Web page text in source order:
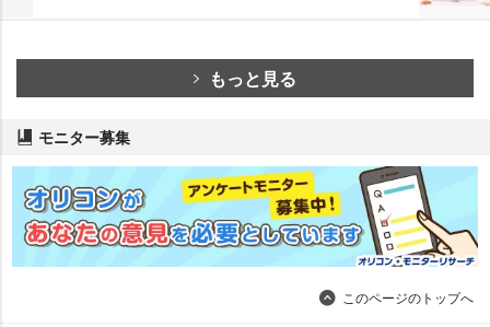
もっと見る
モニター募集
このページのトップへ